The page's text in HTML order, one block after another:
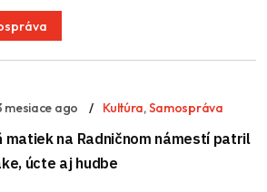
mesiace ago Kultúra,Samospráva
matiek na Radničnom námestí patril
úcte aj hudbe